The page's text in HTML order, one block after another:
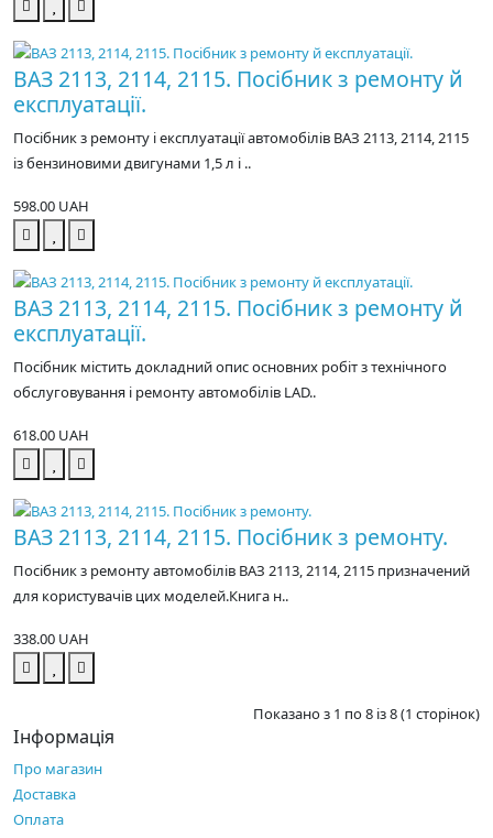
ВАЗ 2113, 2114, 2115. Посібник з ремонту й
експлуатації.
Посібник з ремонту і експлуатації автомобілів ВАЗ 2113, 2114, 2115
із бензиновими двигунами 1,5 л і ..
598.00 UAH
ВАЗ 2113, 2114, 2115. Посібник з ремонту й
експлуатації.
Посібник містить докладний опис основних робіт з технічного
обслуговування і ремонту автомобілів LAD..
618.00 UAH
ВАЗ 2113, 2114, 2115. Посібник з ремонту.
Посібник з ремонту автомобілів ВАЗ 2113, 2114, 2115 призначений
для користувачів цих моделей.Книга н..
338.00 UAH
Показано з 1 по 8 із 8 (1 сторінок)
Інформація
Про магазин
Доставка
Оплата